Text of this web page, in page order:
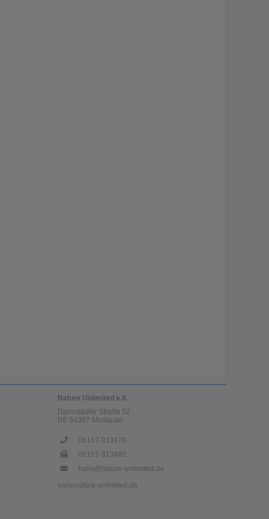
Nature Unlimited e.K.
Darmstädter Straße 52
DE 64397 Modautal
06167-913478
06167-913480
hallo@nature-unlimited.de
www.nature-unlimited.de